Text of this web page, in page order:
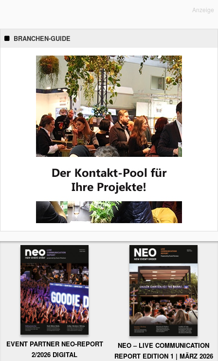
Anzeige
BRANCHEN-GUIDE
EVENT PARTNER NEO-REPORT
2/2026 DIGITAL
NEO – LIVE COMMUNICATION
REPORT EDITION 1 | MÄRZ 2026